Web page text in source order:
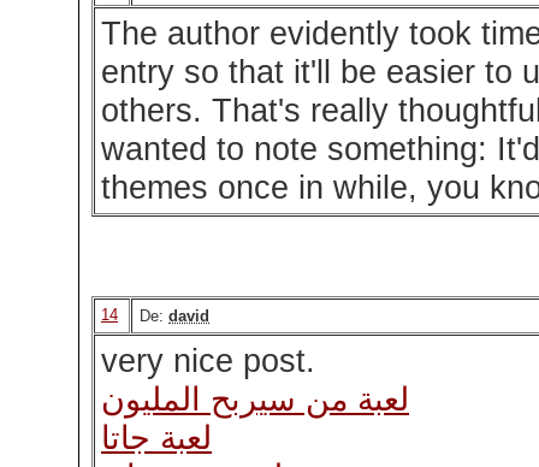
The author evidently took
entry so that it'll be easier to
others. That's really
wanted to note something:
themes once in while, you
14 De: david
very nice post.
لعبة من سيربح المليون
لعبة جاتا